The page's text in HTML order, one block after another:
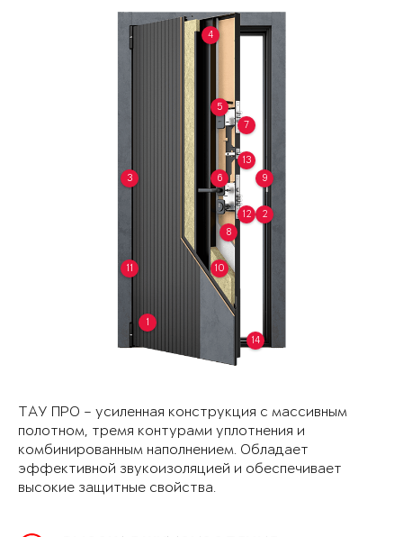
1
2
3
4
5
6
7
8
9
10
11
12
13
14
ТАУ ПРО – усиленная конструкция с массивным
полотном, тремя контурами уплотнения и
комбинированным наполнением. Обладает
эффективной звукоизоляцией и обеспечивает
высокие защитные свойства.